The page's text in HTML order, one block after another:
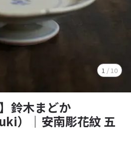
1 / 10
鈴木まどか
）｜安南彫花紋 五